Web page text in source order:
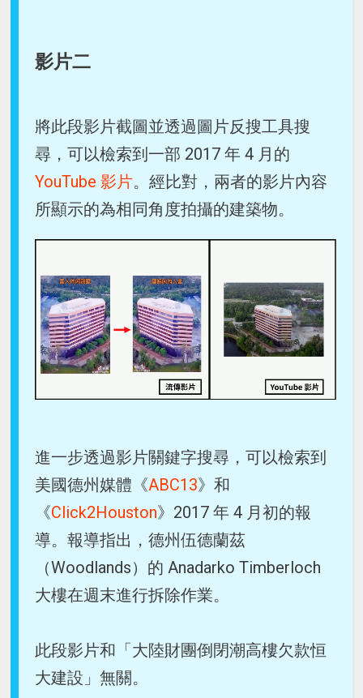
影片二
將此段影片截圖並透過圖片反搜工具搜
尋，可以檢索到一部 2017 年 4 月的
YouTube 影片。經比對，兩者的影片內容
所顯示的為相同角度拍攝的建築物。
進一步透過影片關鍵字搜尋，可以檢索到
美國德州媒體《ABC13》和
《Click2Houston》2017 年 4 月初的報
導。報導指出，德州伍德蘭茲
（Woodlands）的 Anadarko Timberloch
大樓在週末進行拆除作業。
此段影片和「大陸財團倒閉潮高樓欠款恒
大建設」無關。